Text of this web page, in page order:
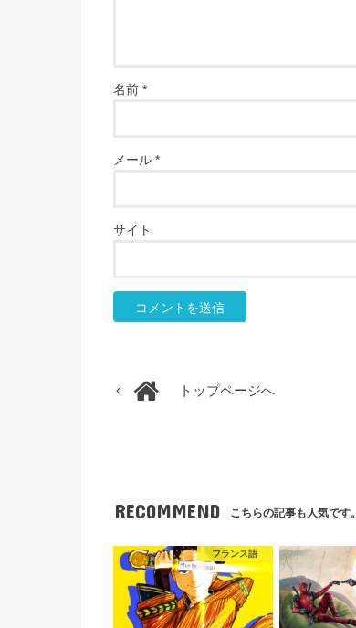
名前 *
メール *
サイト
トップページへ
RECOMMEND こちらの記事も人気です。
フランス語